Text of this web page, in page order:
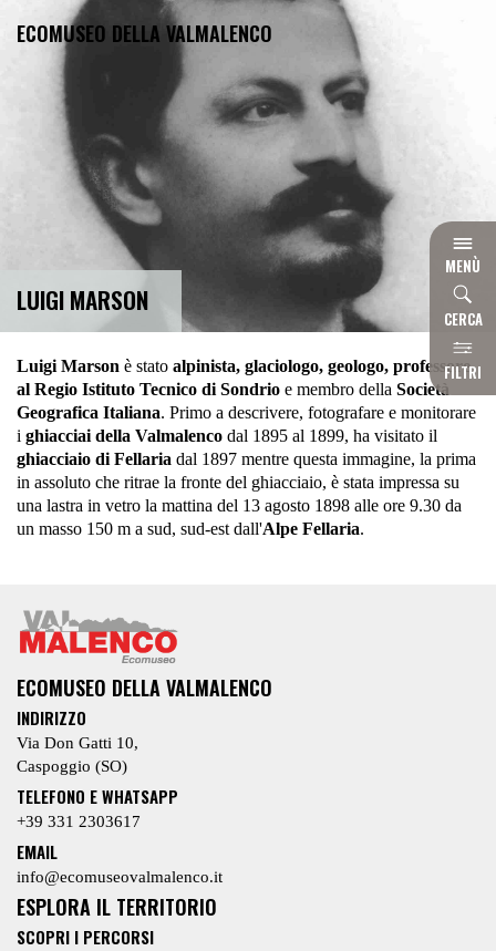
ECOMUSEO DELLA VALMALENCO
HOME
LA
I
MENÙ
CERCA
FILTRI
LUIGI MARSON
Luigi Marson è stato alpinista, glaciologo, geologo, professore
al Regio Istituto Tecnico di Sondrio e membro della Società
Geografica Italiana. Primo a descrivere, fotografare e monitorare
i ghiacciai della Valmalenco dal 1895 al 1899, ha visitato il
ghiacciaio di Fellaria dal 1897 mentre questa immagine, la prima
in assoluto che ritrae la fronte del ghiacciaio, è stata impressa su
una lastra in vetro la mattina del 13 agosto 1898 alle ore 9.30 da
un masso 150 m a sud, sud-est dall'Alpe Fellaria.
ECOMUSEO DELLA VALMALENCO
INDIRIZZO
Via Don Gatti 10,
Caspoggio (SO)
TELEFONO E WHATSAPP
+39 331 2303617
EMAIL
info@ecomuseovalmalenco.it
ESPLORA IL TERRITORIO
SCOPRI I PERCORSI